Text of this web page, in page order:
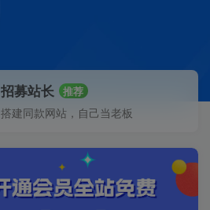
招募站长 推荐
搭建同款网站，自己当老板